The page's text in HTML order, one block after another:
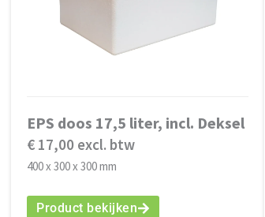
EPS doos 17,5 liter, incl. Deksel
€ 17,00 excl. btw
400 x 300 x 300 mm
Product bekijken